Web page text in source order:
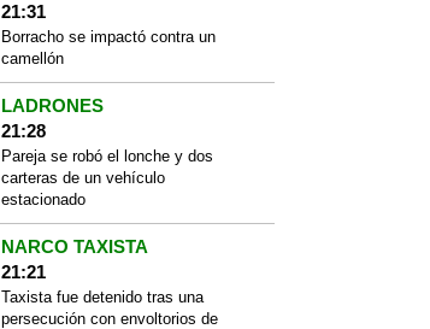
21:31
Borracho se impactó contra un
camellón
LADRONES
21:28
Pareja se robó el lonche y dos
carteras de un vehículo
estacionado
NARCO TAXISTA
21:21
Taxista fue detenido tras una
persecución con envoltorios de